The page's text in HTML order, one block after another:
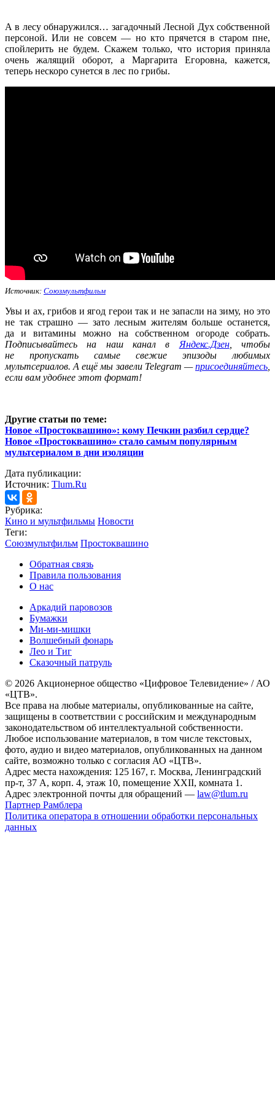
А в лесу обнаружился… загадочный Лесной Дух собственной
персоной. Или не совсем — но кто прячется в старом пне,
спойлерить не будем. Скажем только, что история приняла
очень жалящий оборот, а Маргарита Егоровна, кажется,
теперь нескоро сунется в лес по грибы.
Источник: Союзмультфильм
Увы и ах, грибов и ягод герои так и не запасли на зиму, но это
не так страшно — зато лесным жителям больше останется,
да и витамины можно на собственном огороде собрать.
Подписывайтесь на наш канал вЯндекс.Дзен, чтобы
не пропускать самые свежие эпизоды любимых
мультсериалов. А ещё мы завели Telegram —присоединяйтесь,
если вам удобнее этот формат!
Другие статьи по теме:
Новое «Простоквашино»: кому Печкин разбил сердце?
Новое «Простоквашино» стало самым популярным
мультсериалом в дни изоляции
Дата публикации:
Источник: Tlum.Ru
Рубрика:
Кино и мультфильмы Новости
Теги:
Союзмультфильм Простоквашино
Обратная связь
Правила пользования
О нас
Аркадий паровозов
Бумажки
Ми-ми-мишки
Волшебный фонарь
Лео и Тиг
Сказочный патруль
© 2026 Акционерное общество «Цифровое Телевидение» / АО
«ЦТВ».
Все права на любые материалы, опубликованные на сайте,
защищены в соответствии с российским и международным
законодательством об интеллектуальной собственности.
Любое использование материалов, в том числе текстовых,
фото, аудио и видео материалов, опубликованных на данном
сайте, возможно только с согласия АО «ЦТВ».
Адрес места нахождения: 125 167, г. Москва, Ленинградский
пр-т, 37 А, корп. 4, этаж 10, помещение XXII, комната 1.
Адрес электронной почты для обращений — law@tlum.ru
Партнер Рамблера
Политика оператора в отношении обработки персональных
данных